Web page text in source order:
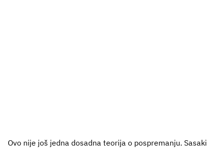
Ovo nije još jedna dosadna teorija o pospremanju. Sasaki